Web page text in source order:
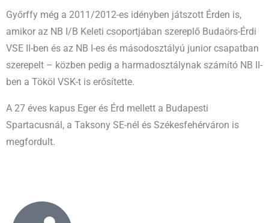
Győrffy még a 2011/2012-es idényben játszott Érden is,
amikor az NB I/B Keleti csoportjában szereplő Budaörs-Érdi
VSE II-ben és az NB I-es és másodosztályú junior csapatban
szerepelt – közben pedig a harmadosztálynak számító NB II-
ben a Tököl VSK-t is erősítette.
A 27 éves kapus Eger és Érd mellett a Budapesti
Spartacusnál, a Taksony SE-nél és Székesfehérváron is
megfordult.